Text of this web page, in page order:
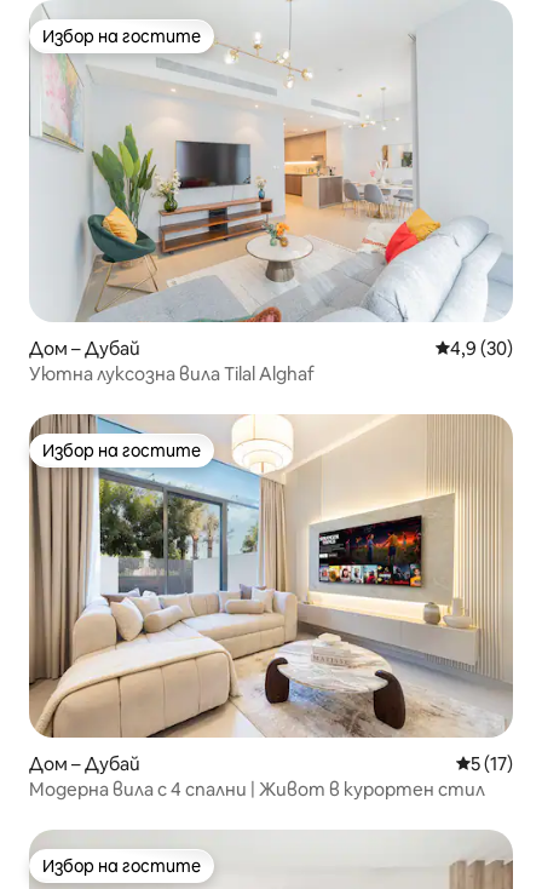
Избор на гостите
Избор на гостите
Дом – Дубай Средна
4,9 (30)
Уютна луксозна вила Tilal Alghaf
Избор на гостите
Избор на гостите
Дом – Дубай Средна
5 (17)
Модерна вила с 4 спални | Живот в курортен стил
Избор на гостите
Избор на гостите